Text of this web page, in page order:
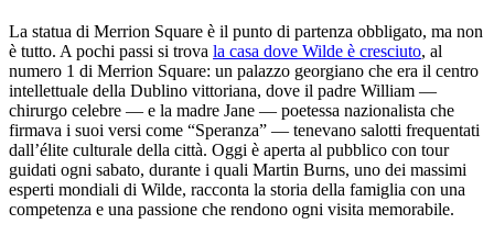
La statua di Merrion Square è il punto di partenza obbligato, ma non
è tutto. A pochi passi si trova la casa dove Wilde è cresciuto, al
numero 1 di Merrion Square: un palazzo georgiano che era il centro
intellettuale della Dublino vittoriana, dove il padre William —
chirurgo celebre — e la madre Jane — poetessa nazionalista che
firmava i suoi versi come “Speranza” — tenevano salotti frequentati
dall’élite culturale della città. Oggi è aperta al pubblico con tour
guidati ogni sabato, durante i quali Martin Burns, uno dei massimi
esperti mondiali di Wilde, racconta la storia della famiglia con una
competenza e una passione che rendono ogni visita memorabile.